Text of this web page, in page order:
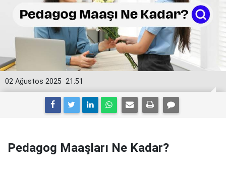
21:51
02 Ağustos 2025
Pedagog Maaşları Ne Kadar?